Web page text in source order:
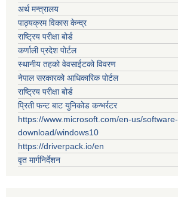
अर्थ मन्त्रालय
पाठ्यक्रम विकास केन्द्र
राष्ट्रिय परीक्षा बोर्ड
कर्णाली प्रदेश पोर्टल
स्थानीय तहको वेवसाईटको विवरण
नेपाल सरकारको आधिकारिक पोर्टल
राष्ट्रिय परीक्षा बोर्ड
प्रिती फन्ट बाट युनिकोड कन्भर्रटर
https://www.microsoft.com/en-us/software-
download/windows10
https://driverpack.io/en
वृत मार्गनिर्देशन